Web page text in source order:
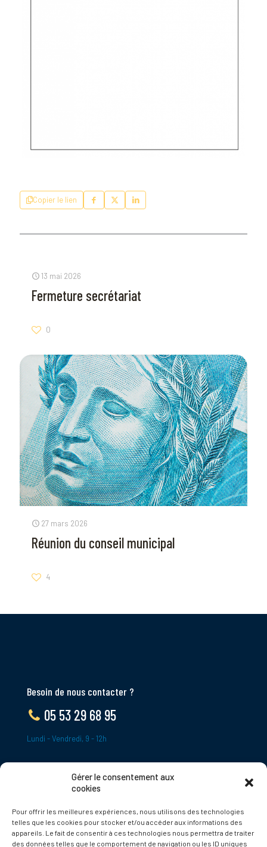
Gérer le consentement aux
cookies
Pour offrir les meilleures expériences, nous utilisons des technologies
telles que les cookies pour stocker et/ou accéder aux informations des
appareils. Le fait de consentir à ces technologies nous permettra de traiter
des données telles que le comportement de navigation ou les ID uniques
Copier le lien
13 mai 2026
Fermeture secrétariat
0
27 mars 2026
Réunion du conseil municipal
4
Besoin de nous contacter ?
05 53 29 68 95
Lundi - Vendredi, 9 - 12h
24620 Tamniès
France